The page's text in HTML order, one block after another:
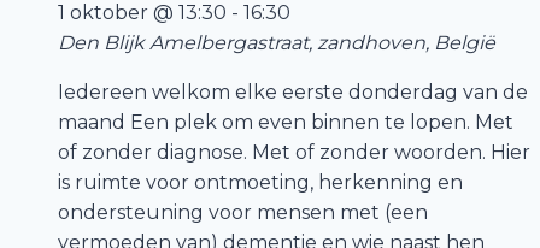
1 oktober @ 13:30 - 16:30
Den BlijkAmelbergastraat, zandhoven, België
Iedereen welkom elke eerste donderdag van de
maand Een plek om even binnen te lopen. Met
of zonder diagnose. Met of zonder woorden. Hier
is ruimte voor ontmoeting, herkenning en
ondersteuning voor mensen met (een
vermoeden van) dementie en wie naast hen